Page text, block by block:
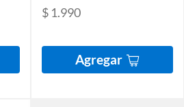
$ 1.990
Agregar